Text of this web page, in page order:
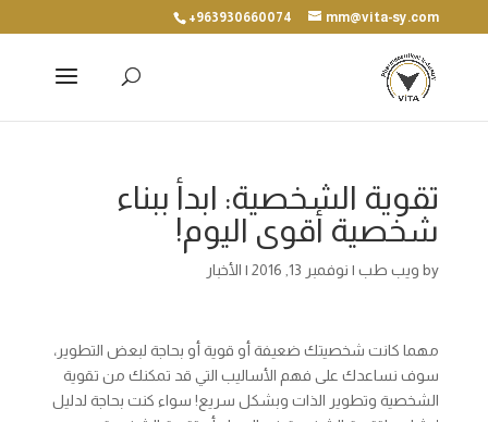
+963930660074 mm@vita-sy.com
تقوية الشخصية: ابدأ ببناء
شخصية أقوى اليوم!
by ويب طب| نوفمبر 13, 2016 | الأخبار
مهما كانت شخصيتك ضعيفة أو قوية أو بحاجة لبعض التطوير،
سوف نساعدك على فهم الأساليب التي قد تمكنك من تقوية
الشخصية وتطوير الذات وبشكل سريع! سواء كنت بحاجة لدليل